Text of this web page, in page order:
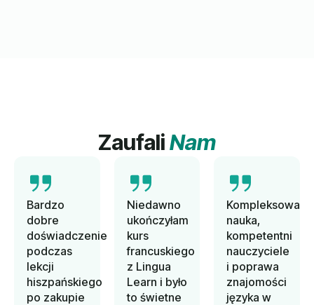
ZaufaliNam
Bardzo
dobre
doświadczenie
podczas
lekcji
hiszpańskiego
po zakupie
Niedawno
ukończyłam
kurs
francuskiego
z Lingua
Learn i było
to świetne
Kompleksowa
nauka,
kompetentni
nauczyciele
i poprawa
znajomości
języka w